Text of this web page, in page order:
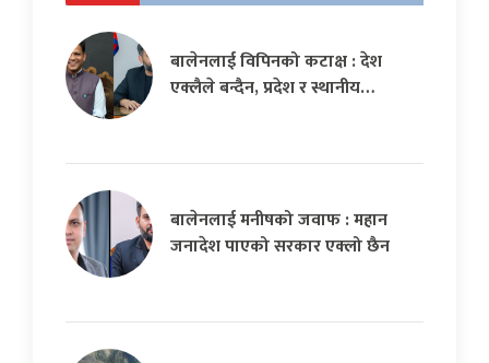
बालेनलाई विपिनको कटाक्ष : देश
एक्लैले बन्दैन, प्रदेश र स्थानीय…
बालेनलाई मनीषको जवाफ : महान
जनादेश पाएको सरकार एक्लो छैन